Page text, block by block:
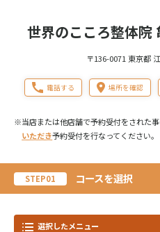
世界のこころ整体院
〒136-0071 東京都
電話する 場所を確認
※当店または他店舗で予約受付をされた事
いただき予約受付を行なってください。
STEP01 コースを選択
選択したメニュー